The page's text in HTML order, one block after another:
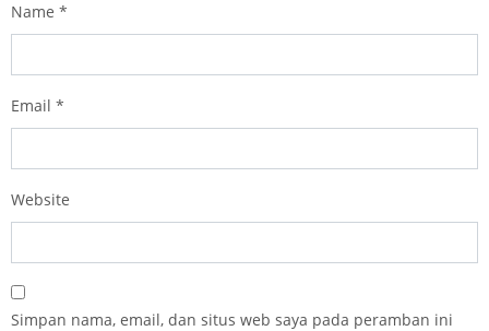
Name *
Email *
Website
Simpan nama, email, dan situs web saya pada peramban ini